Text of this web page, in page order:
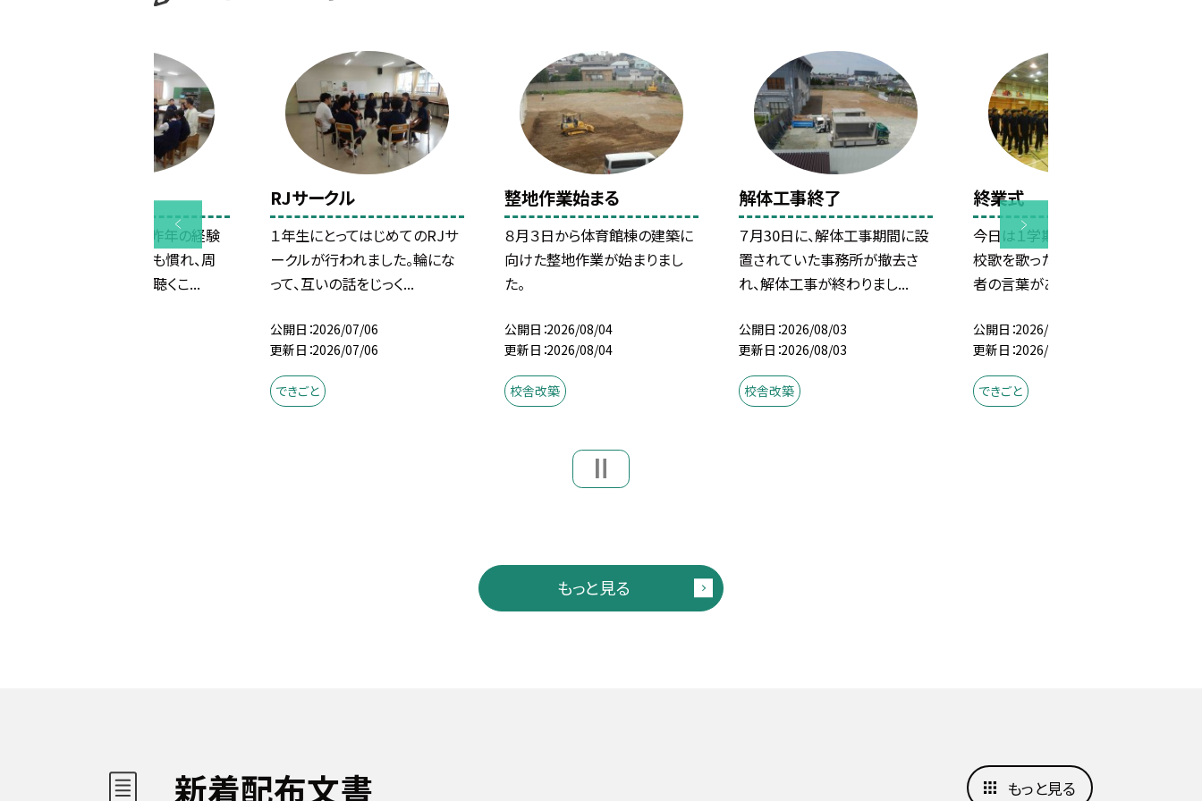
２年生の様子です。昨年の経験
もあり、会の進行にも慣れ、周
囲の話をしっかりと聴くこ...
RJサークル
１年生にとってはじめてのRJサ
ークルが行われました。輪にな
って、互いの話をじっく...
公開日 2026/07/06
更新日 2026/07/06
できごと
整地作業始まる
８月３日から体育館棟の建築に
向けた整地作業が始まりまし
た。
公開日 2026/08/04
更新日 2026/08/04
校舎改築
解体工事終了
７月30日に、解体工事期間に設
置されていた事務所が撤去さ
れ、解体工事が終わりまし...
公開日 2026/08/03
更新日 2026/08/03
校舎改築
終業式
今日は１学期の終業式でした。
校歌を歌った後、各学年の代表
者の言葉がありました。良...
公開日 2026/07/17
更新日 2026/07/17
できごと
もっと見る
新着配布文書 もっと見る